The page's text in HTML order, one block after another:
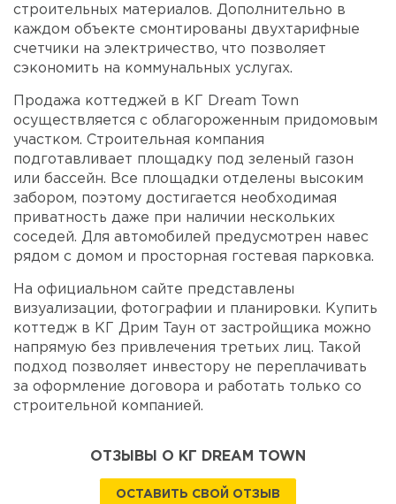
строительных материалов. Дополнительно в
каждом объекте смонтированы двухтарифные
счетчики на электричество, что позволяет
сэкономить на коммунальных услугах.
Продажа коттеджей в КГ Dream Town
осуществляется с облагороженным придомовым
участком. Строительная компания
подготавливает площадку под зеленый газон
или бассейн. Все площадки отделены высоким
забором, поэтому достигается необходимая
приватность даже при наличии нескольких
соседей. Для автомобилей предусмотрен навес
рядом с домом и просторная гостевая парковка.
На официальном сайте представлены
визуализации, фотографии и планировки. Купить
коттедж в КГ Дрим Таун от застройщика можно
напрямую без привлечения третьих лиц. Такой
подход позволяет инвестору не переплачивать
за оформление договора и работать только со
строительной компанией.
ОТЗЫВЫ О КГ DREAM TOWN
ОСТАВИТЬ СВОЙ ОТЗЫВ